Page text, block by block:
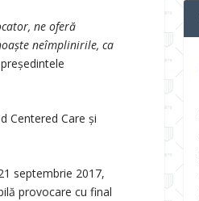
ne oferă
neîmplinirile, ca
Centered Care și
septembrie 2017,
provocare cu final